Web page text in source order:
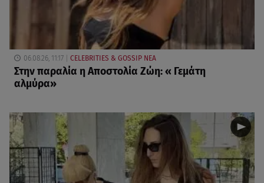
06.08.26, 11:17 CELEBRITIES & GOSSIP ΝΕΑ
Στην παραλία η Αποστολία Ζώη: « Γεμάτη
αλμύρα»